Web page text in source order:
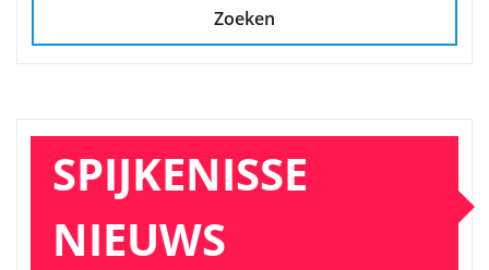
Zoeken
SPIJKENISSE
NIEUWS